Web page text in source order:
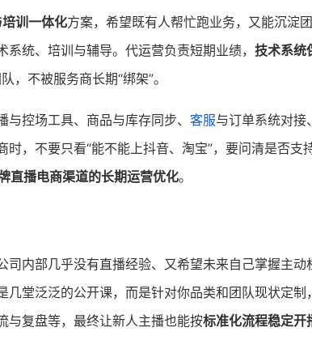
训一体化方案，希望既有人帮忙跑业务，又能沉淀
统、培训与辅导。代运营负责短期业绩， 技术系统
，不被服务商长期“绑架”。
控场工具、商品与库存同步、 客服与订单系统对接
时，不要只看“能不能上抖音、淘宝”，要问清是否支
直播电商渠道的长期运营优化。
司内部几乎没有直播经验、又希望未来自己掌握主动
几堂泛泛的公开课，而是针对你品类和团队现状定制
与复盘等，最终让新人主播也能按标准化流程稳定开